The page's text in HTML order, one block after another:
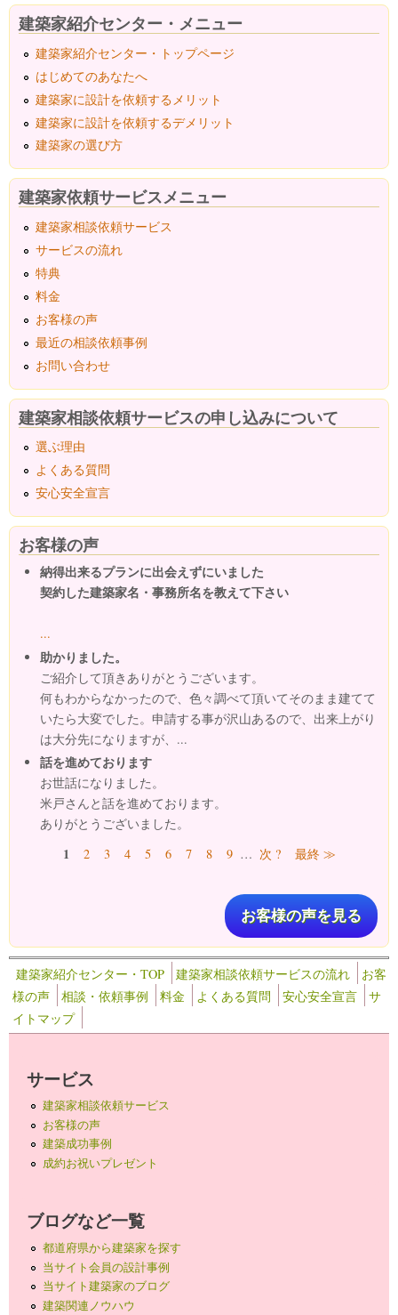
建築家紹介センター・メニュー
建築家紹介センター・トップページ
はじめてのあなたへ
建築家に設計を依頼するメリット
建築家に設計を依頼するデメリット
建築家の選び方
建築家依頼サービスメニュー
建築家相談依頼サービス
サービスの流れ
特典
料金
お客様の声
最近の相談依頼事例
お問い合わせ
建築家相談依頼サービスの申し込みについて
選ぶ理由
よくある質問
安心安全宣言
お客様の声
納得出来るプランに出会えずにいました
契約した建築家名・事務所名を教えて下さい
...
助かりました。
ご紹介して頂きありがとうございます。
何もわからなかったので、色々調べて頂いてそのまま建てて
いたら大変でした。申請する事が沢山あるので、出来上がり
は大分先になりますが、...
話を進めております
お世話になりました。
米戸さんと話を進めております。
ありがとうございました。
ページ1 2 3 4 5 6 7 8 9 … 次 ? 最終 ≫
お客様の声を見る
建築家紹介センター・TOP 建築家相談依頼サービスの流れ
お客
様の声
相談・依頼事例 料金 よくある質問 安心安全宣言
サ
イトマップ
サービス
建築家相談依頼サービス
お客様の声
建築成功事例
成約お祝いプレゼント
ブログなど一覧
都道府県から建築家を探す
当サイト会員の設計事例
当サイト建築家のブログ
建築関連ノウハウ